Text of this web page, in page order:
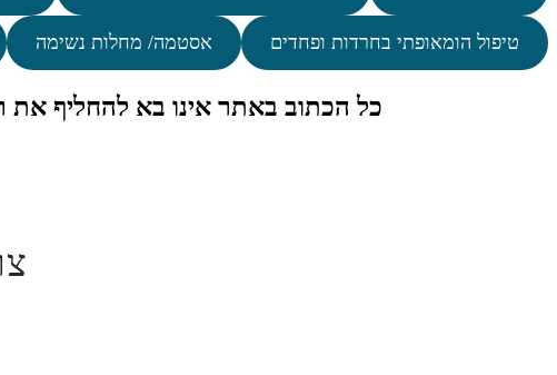
טיפול הומאופתי בחרדות ופחדים אסטמה/ מחלות נשימה
כל הכתוב באתר אינו בא להחליף